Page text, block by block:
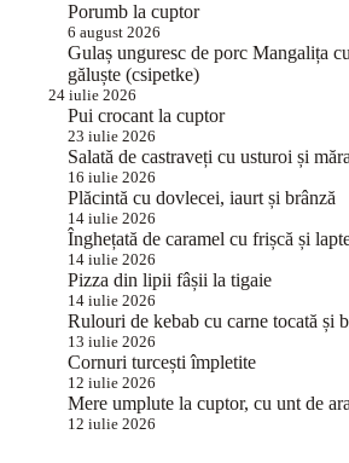
Porumb la cuptor
6 august 2026
Gulaș unguresc de porc Mangalița
găluște (csipetke)
24 iulie 2026
Pui crocant la cuptor
23 iulie 2026
Salată de castraveți cu usturoi și
16 iulie 2026
Plăcintă cu dovlecei, iaurt și brânză
14 iulie 2026
Înghețată de caramel cu frișcă și
14 iulie 2026
Pizza din lipii fâșii la tigaie
14 iulie 2026
Rulouri de kebab cu carne tocată și
13 iulie 2026
Cornuri turcești împletite
12 iulie 2026
Mere umplute la cuptor, cu unt de
12 iulie 2026